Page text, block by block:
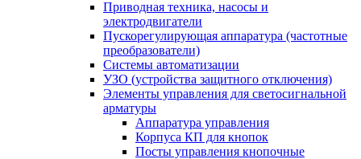
Приводная техника, насосы и
электродвигатели
Пускорегулирующая аппаратура (частотные
преобразователи)
Системы автоматизации
УЗО (устройства защитного отключения)
Элементы управления для светосигнальной
арматуры
Аппаратура управления
Корпуса КП для кнопок
Посты управления кнопочные